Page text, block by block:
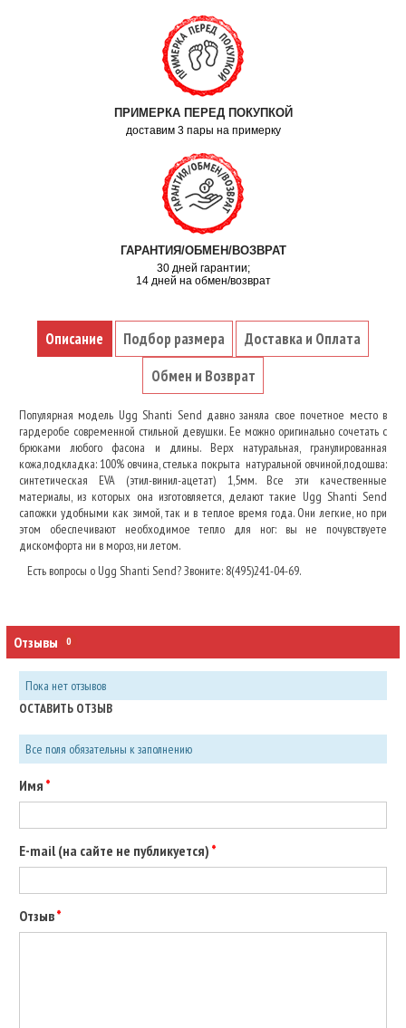
ПРИМЕРКА ПЕРЕД ПОКУПКОЙ
доставим 3 пары на примерку
ГАРАНТИЯ/ОБМЕН/ВОЗВРАТ
30 дней гарантии;
14 дней на обмен/возврат
Описание Подбор размера
Доставка и Оплата
Обмен и Возврат
Популярная модель Ugg Shanti Send давно заняла свое почетное место в
гардеробе современной стильной девушки. Ее можно оригинально сочетать с
брюками любого фасона и длины. Верх натуральная, гранулированная
кожа,подкладка: 100% овчина, стелька покрыта натуральной овчиной,подошва:
синтетическая EVA (этил-винил-ацетат) 1,5мм. Все эти качественные
материалы, из которых она изготовляется, делают такие Ugg Shanti Send
сапожки удобными как зимой, так и в теплое время года. Они легкие, но при
этом обеспечивают необходимое тепло для ног: вы не почувствуете
дискомфорта ни в мороз, ни летом.
Есть вопросы о Ugg Shanti Send? Звоните: 8(495)241-04-69.
Отзывы 0
Пока нет отзывов
ОСТАВИТЬ ОТЗЫВ
Все поля обязательны к заполнению
Имя
E-mail (на сайте не публикуется)
Отзыв